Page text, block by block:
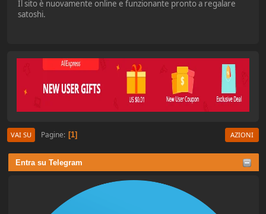
Entra su Telegram
Il sito è nuovamente online e funzionante pronto a regalare
satoshi.
VAI SU Pagine 1 AZIONI